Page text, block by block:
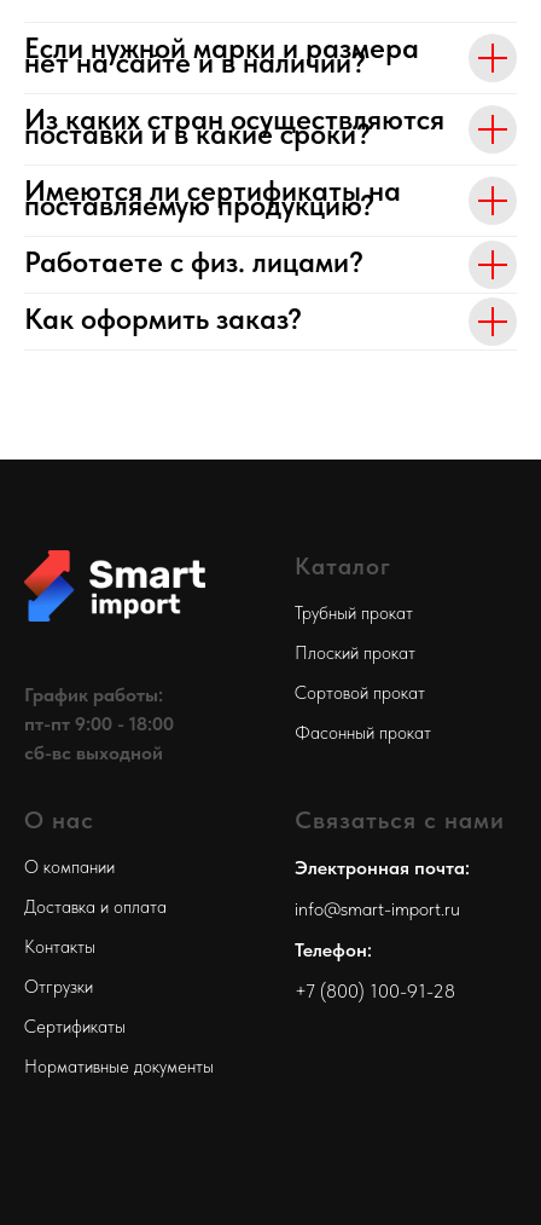
Если нужной марки и размера
нет на сайте и в наличии?
Из каких стран осуществляются
поставки и в какие сроки?
Имеются ли сертификаты на
поставляемую продукцию?
Работаете с физ. лицами?
Как оформить заказ?
График работы:
пт-пт 9:00 - 18:00
сб-вс выходной
Каталог
Трубный прокат
Плоский прокат
Сортовой прокат
Фасонный прокат
О нас
О компании
Доставка и оплата
Контакты
Отгрузки
Сертификаты
Нормативные документы
Связаться с нами
Электронная почта:
info@smart-import.ru
Телефон:
+7 (800) 100-91-28